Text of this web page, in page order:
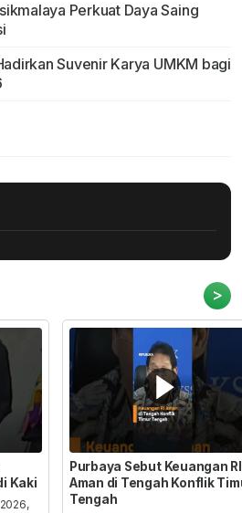
Perkuat Daya Saing
Suvenir Karya UMKM bagi
>
Kaki
Purbaya Sebut Keuangan RI
Aman di Tengah Konflik
Tengah